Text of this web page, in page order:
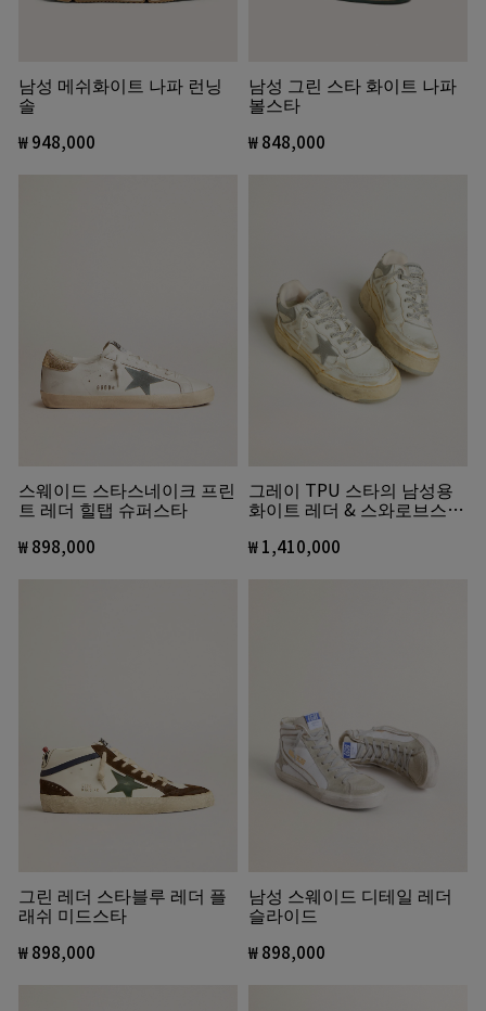
남성 메쉬화이트 나파 런닝
솔
₩ 948,000
남성 그린 스타 화이트 나파
볼스타
₩ 848,000
스웨이드 스타스네이크 프린
트 레더 힐탭 슈퍼스타
₩ 898,000
그레이 TPU 스타의 남성용
화이트 레더 & 스와로브스키
₩ 1,410,000
그린 레더 스타블루 레더 플
래쉬 미드스타
₩ 898,000
남성 스웨이드 디테일 레더
슬라이드
₩ 898,000